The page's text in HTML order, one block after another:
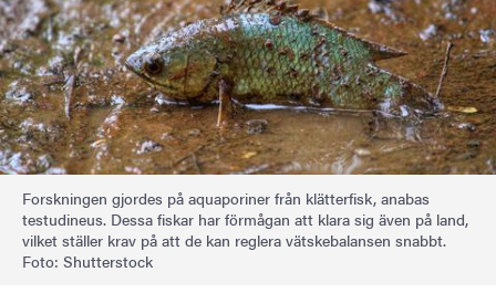
Om webbplatsen
Forskningen gjordes på aquaporiner från klätterfisk, anabas
testudineus. Dessa fiskar har förmågan att klara sig även på land,
vilket ställer krav på att de kan reglera vätskebalansen snabbt.
Foto: Shutterstock